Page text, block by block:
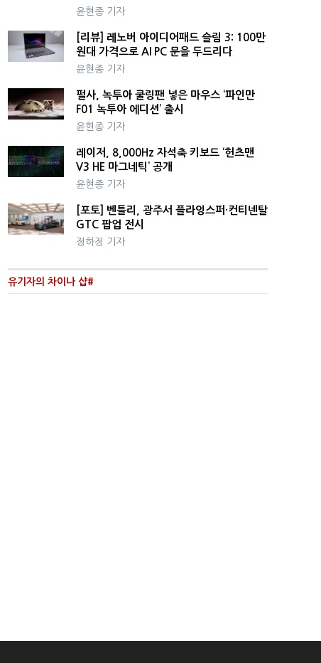
윤현종 기자
[리뷰] 레노버 아이디어패드 슬림 3: 100만
원대 가격으로 AI PC 문을 두드리다
윤현종 기자
펄사, 녹투아 쿨링팬 넣은 마우스 ‘파인만
F01 녹투아 에디션’ 출시
윤현종 기자
레이저, 8,000Hz 자석축 키보드 ‘헌츠맨
V3 HE 마그네틱’ 공개
윤현종 기자
[포토] 벤틀리, 광주서 플라잉스퍼·컨티넨탈
GTC 팝업 전시
정하정 기자
유기자의 차이나 샵#